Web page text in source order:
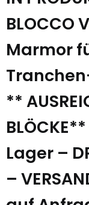
BLOCCO
Marmor
**
Lager –
–